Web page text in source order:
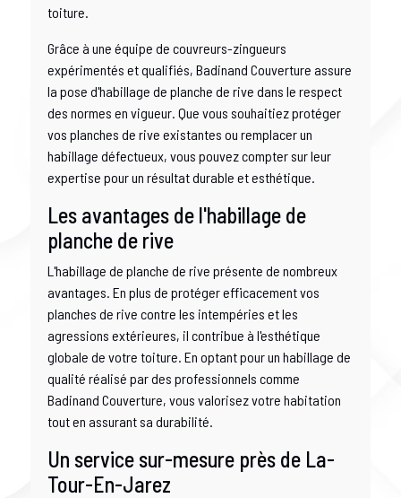
toiture.
Grâce à une équipe de couvreurs-zingueurs
expérimentés et qualifiés, Badinand Couverture assure
la pose d'habillage de planche de rive dans le respect
des normes en vigueur. Que vous souhaitiez protéger
vos planches de rive existantes ou remplacer un
habillage défectueux, vous pouvez compter sur leur
expertise pour un résultat durable et esthétique.
Les avantages de l'habillage de
planche de rive
L'habillage de planche de rive présente de nombreux
avantages. En plus de protéger efficacement vos
planches de rive contre les intempéries et les
agressions extérieures, il contribue à l'esthétique
globale de votre toiture. En optant pour un habillage de
qualité réalisé par des professionnels comme
Badinand Couverture, vous valorisez votre habitation
tout en assurant sa durabilité.
Un service sur-mesure près de La-
Tour-En-Jarez